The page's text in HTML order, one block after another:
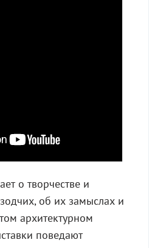
о творчестве и
об их замыслах и
архитектурном
поведают